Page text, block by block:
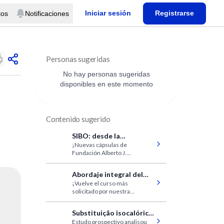
Notificaciones Iniciar sesión Registrarse
Personas sugeridas
No hay personas sugeridas
disponibles en este momento
Contenido sugerido
SIBO: desde la
fisiopatología al
diagnóstico
¡Nuevas cápsulas de
Fundación Alberto J.
Abordaje integral del
paciente con dolor
lumbar (2° edición)
¡Vuelve el curso más
solicitado por nuestra
Substituição isocalórica
Estudo prospectivo analisou